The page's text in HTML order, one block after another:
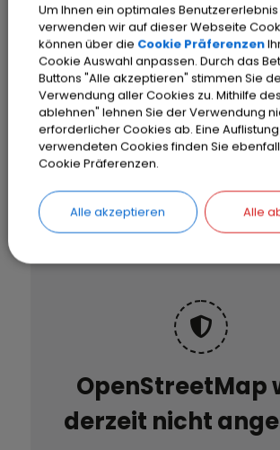
12.09.2026 14‐ 16
26.09.2026 10‐ 14
03.10.2026
OpenStreetMap
derzeit nicht
Um Ihnen ein optimales
verwenden wir auf dieser Webseite
können über die Cookie Präferenzen
Cookie Auswahl anpassen. Durch das
Buttons "Alle akzeptieren" stimmen Sie
Verwendung aller Cookies zu. Mithilfe
ablehnen" lehnen Sie der Verwendung
erforderlicher Cookies ab. Eine
verwendeten Cookies finden Sie
Cookie Präferenzen.
Alle akzeptieren Alle